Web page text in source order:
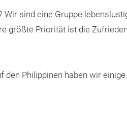
sind eine Gruppe
größte Priorität ist die
Philippinen haben wir